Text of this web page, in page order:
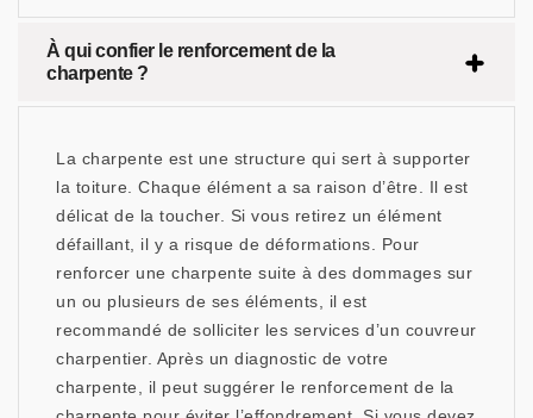
À qui confier le renforcement de la
charpente ?
La charpente est une structure qui sert à supporter
la toiture. Chaque élément a sa raison d’être. Il est
délicat de la toucher. Si vous retirez un élément
défaillant, il y a risque de déformations. Pour
renforcer une charpente suite à des dommages sur
un ou plusieurs de ses éléments, il est
recommandé de solliciter les services d’un couvreur
charpentier. Après un diagnostic de votre
charpente, il peut suggérer le renforcement de la